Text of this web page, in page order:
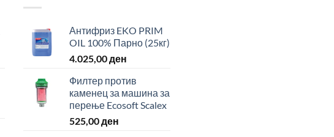
Антифриз EKO PRIM
OIL 100% Парно (25кг)
4.025,00 ден
Филтер против
каменец за машина за
перење Ecosoft Scalex
525,00 ден